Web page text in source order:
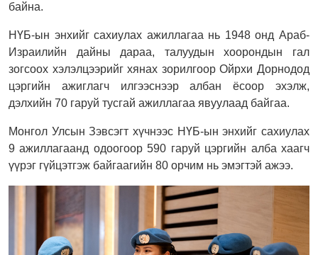
байна.
НҮБ-ын энхийг сахиулах ажиллагаа нь 1948 онд Араб-
Израилийн дайны дараа, талуудын хоорондын гал
зогсоох хэлэлцээрийг хянах зорилгоор Ойрхи Дорнодод
цэргийн ажиглагч илгээснээр албан ёсоор эхэлж,
дэлхийн 70 гаруй тусгай ажиллагаа явуулаад байгаа.
Монгол Улсын Зэвсэгт хүчнээс НҮБ-ын энхийг сахиулах
9 ажиллагаанд одоогоор 590 гаруй цэргийн алба хаагч
үүрэг гүйцэтгэж байгаагийн 80 орчим нь эмэгтэй ажээ.